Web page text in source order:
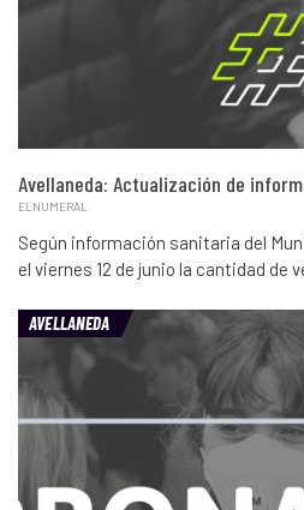
Avellaneda: Actualización de
ELNUMERAL
Según información sanitaria del
el viernes 12 de junio la cantidad de
AVELLANEDA